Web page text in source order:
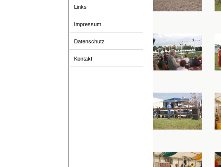
Links
Impressum
Datenschutz
Kontakt